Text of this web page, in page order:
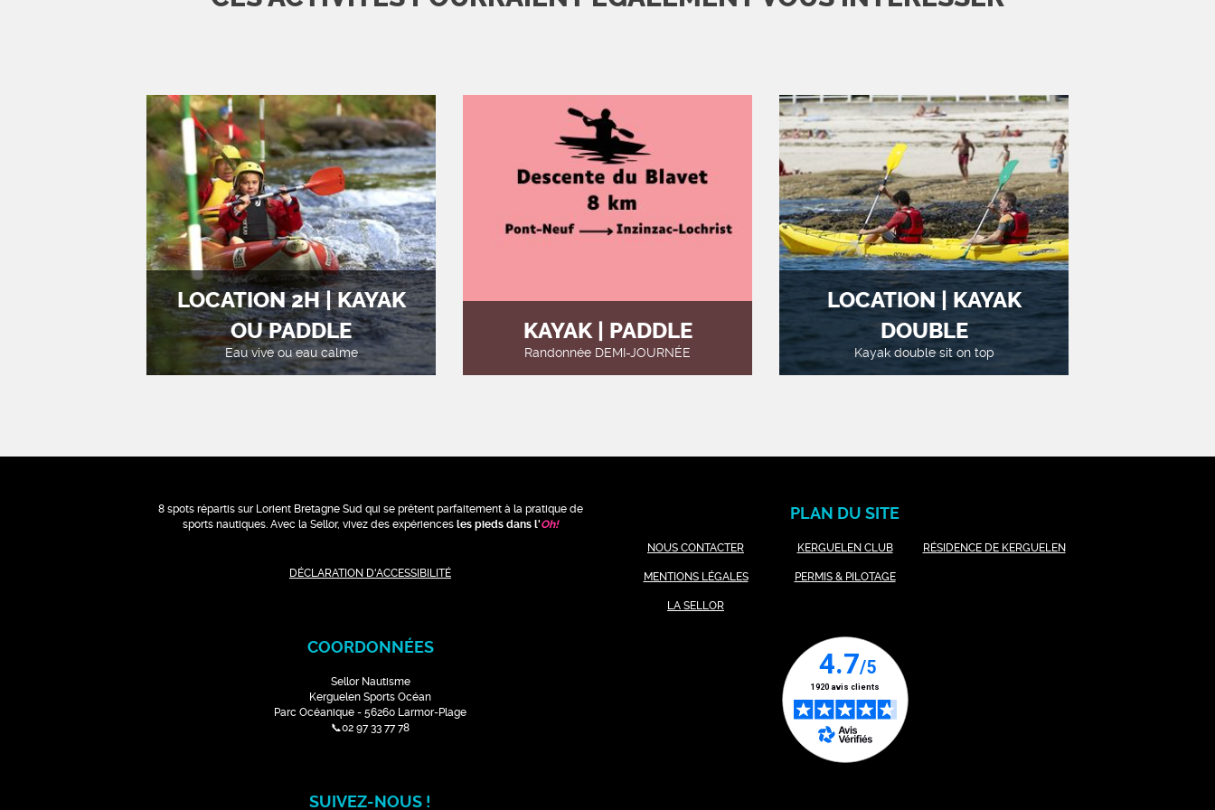
LOCATION 2H | KAYAK
OU PADDLE
Eau vive ou eau calme
KAYAK | PADDLE
Randonnée DEMI-JOURNÉE
LOCATION | KAYAK
DOUBLE
Kayak double sit on top
8 spots répartis sur Lorient Bretagne Sud qui se prêtent parfaitement à la pratique de
sports nautiques. Avec la Sellor, vivez des expériences les pieds dans l'Oh!
DÉCLARATION D'ACCESSIBILITÉ
COORDONNÉES
Sellor Nautisme
Kerguelen Sports Océan
Parc Océanique - 56260 Larmor-Plage
📞02 97 33 77 78
SUIVEZ-NOUS !
PLAN DU SITE
NOUS CONTACTER
MENTIONS LÉGALES
LA SELLOR
KERGUELEN CLUB
PERMIS & PILOTAGE
RÉSIDENCE DE KERGUELEN